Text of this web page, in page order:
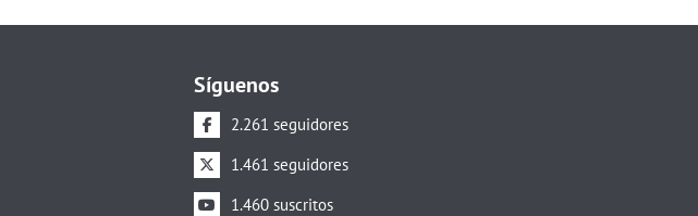
Síguenos
2.261 seguidores
1.461 seguidores
1.460 suscritos